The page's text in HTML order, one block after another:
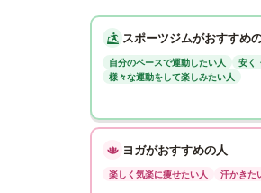
スポーツジムがおすすめ
自分のペースで運動したい人
安く
様々な運動をして楽しみたい人
ヨガがおすすめの人
楽しく気楽に痩せたい人 汗かきた